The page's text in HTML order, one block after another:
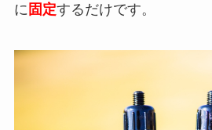
に 固定するだけです。